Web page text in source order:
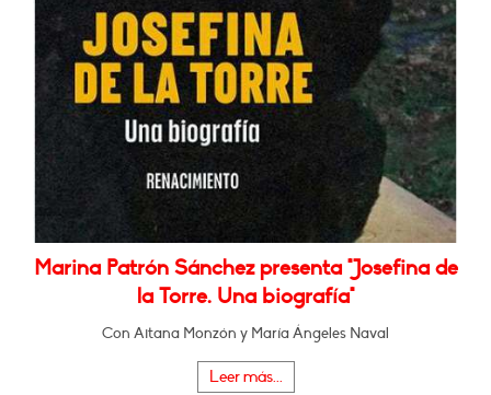
Marina Patrón Sánchez presenta "Josefina de
la Torre. Una biografía"
Con Aitana Monzón y María Ángeles Naval
Leer más...